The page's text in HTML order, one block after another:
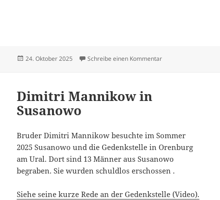
Veröffentlicht
24. Oktober 2025 Schreibe einen Kommentarzu Hildebrandt
Dimitri Mannikow in
Susanowo
Bruder Dimitri Mannikow besuchte im Sommer
2025 Susanowo und die Gedenkstelle in Orenburg
am Ural. Dort sind 13 Männer aus Susanowo
begraben. Sie wurden schuldlos erschossen .
Siehe seine kurze Rede an der Gedenkstelle (Video).